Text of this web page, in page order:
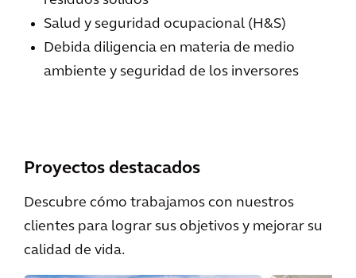
Salud y seguridad ocupacional (H&S)
Debida diligencia en materia de medio
ambiente y seguridad de los inversores
Proyectos destacados
Descubre cómo trabajamos con nuestros
clientes para lograr sus objetivos y mejorar su
calidad de vida.